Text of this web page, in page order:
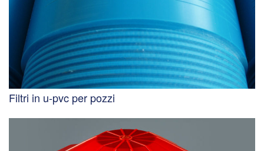
Filtri in u-pvc per pozzi